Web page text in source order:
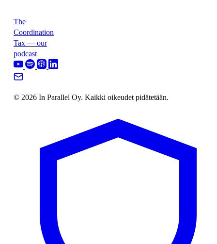
The
Coordination
Tax — our
podcast
© 2026 In Parallel Oy. Kaikki oikeudet pidätetään.